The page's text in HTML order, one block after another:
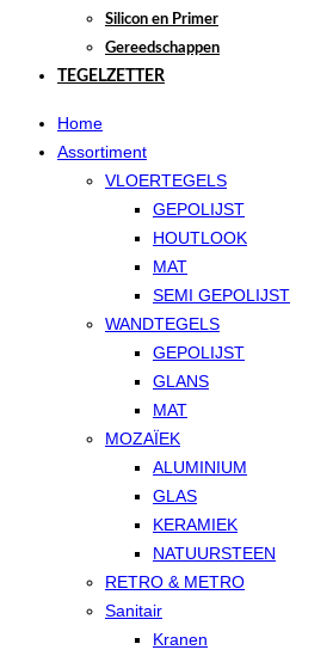
Silicon en Primer
Gereedschappen
TEGELZETTER
Home
Assortiment
VLOERTEGELS
GEPOLIJST
HOUTLOOK
MAT
SEMI GEPOLIJST
WANDTEGELS
GEPOLIJST
GLANS
MAT
MOZAÏEK
ALUMINIUM
GLAS
KERAMIEK
NATUURSTEEN
RETRO & METRO
Sanitair
Kranen